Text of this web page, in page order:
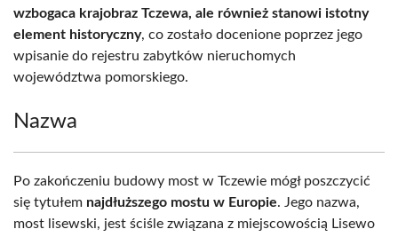
wzbogaca krajobraz Tczewa, ale również stanowi istotny
element historyczny, co zostało docenione poprzez jego
wpisanie do rejestru zabytków nieruchomych
województwa pomorskiego.
Nazwa
Po zakończeniu budowy most w Tczewie mógł poszczycić
się tytułem najdłuższego mostu w Europie. Jego nazwa,
most lisewski, jest ściśle związana z miejscowością Lisewo